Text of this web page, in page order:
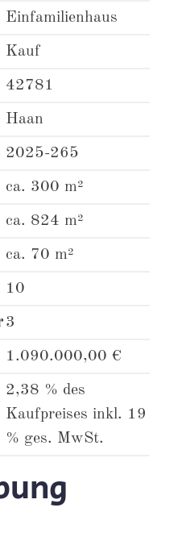
Einfamilienhaus
Kauf
42781
Haan
2025-265
ca. 300 m²
ca. 824 m²
ca. 70 m²
10
3
1.090.000,00 €
2,38 % des
Kaufpreises inkl. 19
% ges. MwSt.